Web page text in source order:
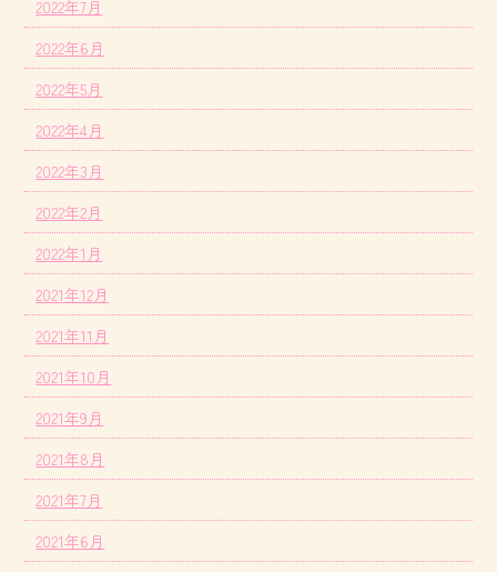
2022年7月
2022年6月
2022年5月
2022年4月
2022年3月
2022年2月
2022年1月
2021年12月
2021年11月
2021年10月
2021年9月
2021年8月
2021年7月
2021年6月